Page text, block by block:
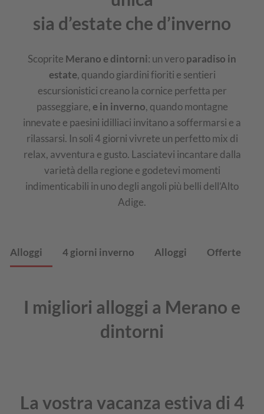
sia d’estate che d’inverno
Scoprite Merano e dintorni: un veroparadiso in
estate, quando giardini fioriti e sentieri
escursionistici creano la cornice perfetta per
passeggiare, e in inverno, quando montagne
innevate e paesini idilliaci invitano a soffermarsi e a
rilassarsi. In soli 4 giorni vivrete un perfetto mix di
relax, avventura e gusto. Lasciatevi incantare dalla
varietà della regione e godetevi momenti
indimenticabili in uno degli angoli più belli dell’Alto
Adige.
Alloggi 4 giorni inverno Alloggi Offerte
I migliori alloggi a Merano e
dintorni
La vostra vacanza estiva di 4